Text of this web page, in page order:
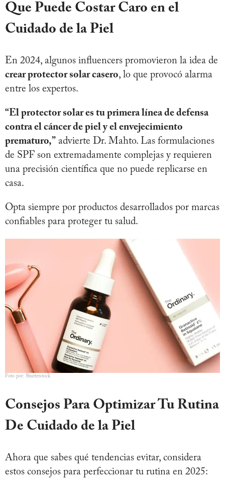
Que Puede Costar Caro en el
Cuidado de la Piel
En 2024, algunos influencers promovieron la idea de
crear protector solar casero, lo que provocó alarma
entre los expertos.
“El protector solar es tu primera línea de defensa
contra el cáncer de piel y el envejecimiento
prematuro,” advierte Dr. Mahto. Las formulaciones
de SPF son extremadamente complejas y requieren
una precisión científica que no puede replicarse en
casa.
Opta siempre por productos desarrollados por marcas
confiables para proteger tu salud.
Foto por: Shutterstock
Consejos Para Optimizar Tu Rutina
De Cuidado de la Piel
Ahora que sabes qué tendencias evitar, considera
estos consejos para perfeccionar tu rutina en 2025: